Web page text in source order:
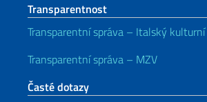
Transparentnost
Transparentní správa – Italský
Transparentní správa – MZV
Časté dotazy